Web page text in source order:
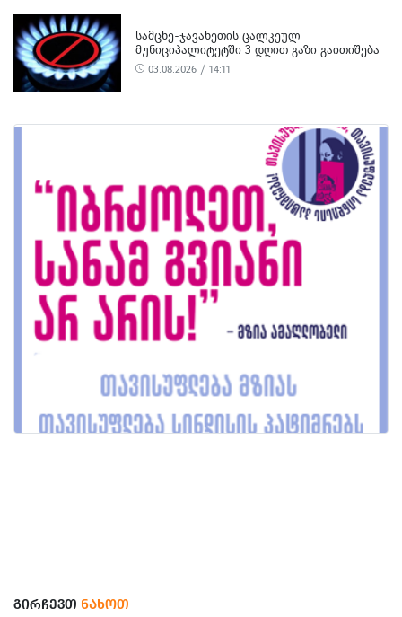
ᲡᲐᲛᲪᲮᲔ-ᲯᲐᲕᲐᲮᲔᲗᲘᲡ ᲪᲐᲚᲙᲔᲣᲚ
ᲛᲣᲜᲘᲪᲘᲞᲐᲚᲘᲢᲔᲢᲨᲘ 3 ᲓᲦᲘᲗ ᲒᲐᲖᲘ ᲒᲐᲘᲗᲘᲨᲔᲑᲐ
03.08.2026 / 14:11
ᲒᲘᲠᲩᲔᲕᲗ ᲜᲐᲮᲝᲗ